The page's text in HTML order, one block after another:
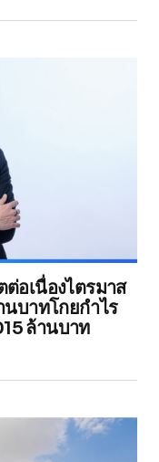
ต่อเนื่องไตรมาส
นบาทโกยกำไร
ล้านบาท